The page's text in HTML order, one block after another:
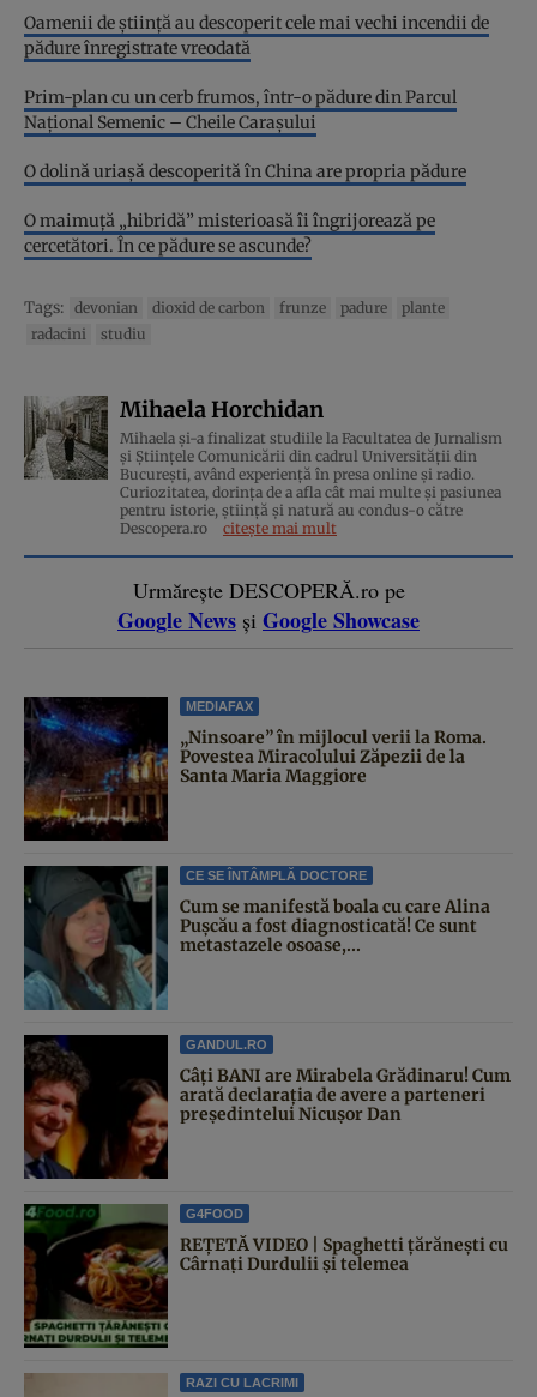
Oamenii de știință au descoperit cele mai vechi incendii de
pădure înregistrate vreodată
Prim-plan cu un cerb frumos, într-o pădure din Parcul
Național Semenic – Cheile Carașului
O dolină uriașă descoperită în China are propria pădure
O maimuță „hibridă” misterioasă îi îngrijorează pe
cercetători. În ce pădure se ascunde?
Tags: devonian dioxid de carbon frunze padure
plante
radacini
studiu
Mihaela Horchidan
Mihaela și-a finalizat studiile la Facultatea de Jurnalism
și Științele Comunicării din cadrul Universității din
București, având experiență în presa online și radio.
Curiozitatea, dorința de a afla cât mai multe și pasiunea
pentru istorie, ştiinţă şi natură au condus-o către
Descopera.ro
citește mai mult
Urmărește DESCOPERĂ.ro pe
Google News și Google Showcase
MEDIAFAX
„Ninsoare” în mijlocul verii la Roma.
Povestea Miracolului Zăpezii de la
Santa Maria Maggiore
CE SE ÎNTÂMPLĂ DOCTORE
Cum se manifestă boala cu care Alina
Pușcău a fost diagnosticată! Ce sunt
metastazele osoase,...
GANDUL.RO
Câți BANI are Mirabela Grădinaru! Cum
arată declarația de avere a parteneri
președintelui Nicușor Dan
G4FOOD
REȚETĂ VIDEO | Spaghetti țărănești cu
Cârnați Durdulii și telemea
RAZI CU LACRIMI